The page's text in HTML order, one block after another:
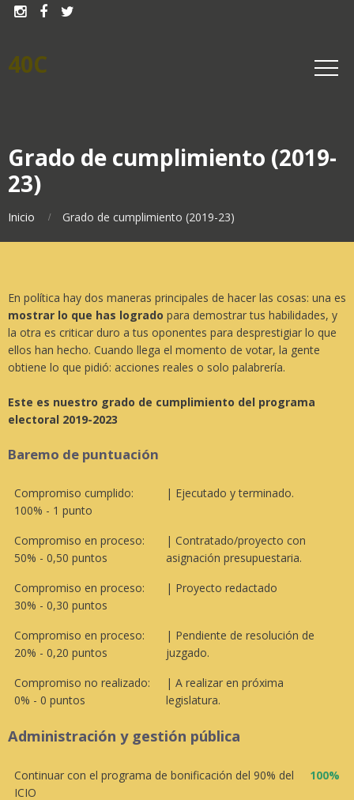
  
40C
Grado de cumplimiento (2019-
23)
Inicio Grado de cumplimiento (2019-23)
En política hay dos maneras principales de hacer las cosas: una es
mostrar lo que has logrado para demostrar tus habilidades, y
la otra es criticar duro a tus oponentes para desprestigiar lo que
ellos han hecho. Cuando llega el momento de votar, la gente
obtiene lo que pidió: acciones reales o solo palabrería.
Este es nuestro grado de cumplimiento del programa
electoral 2019-2023
Baremo de puntuación
Compromiso cumplido:
100% - 1 punto
| Ejecutado y terminado.
Compromiso en proceso:
50% - 0,50 puntos
| Contratado/proyecto con
asignación presupuestaria.
Compromiso en proceso:
30% - 0,30 puntos
| Proyecto redactado
Compromiso en proceso:
20% - 0,20 puntos
| Pendiente de resolución de
juzgado.
Compromiso no realizado:
0% - 0 puntos
| A realizar en próxima
legislatura.
Administración y gestión pública
Continuar con el programa de bonificación del 90% del
ICIO
100%